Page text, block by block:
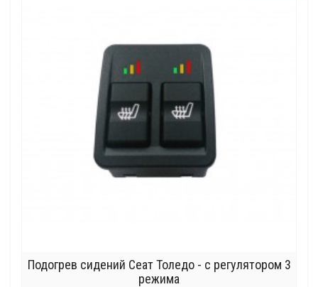
Подогрев сидений Сеат Толедо - с регулятором 3
режима